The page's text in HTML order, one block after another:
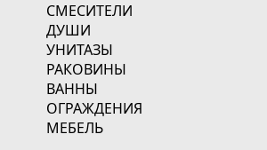
СМЕСИТЕЛИ
ДУШИ
УНИТАЗЫ
РАКОВИНЫ
ВАННЫ
ОГРАЖДЕНИЯ
МЕБЕЛЬ